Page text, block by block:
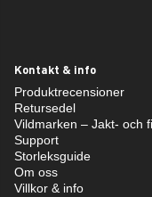
Kontakt & info
Produktrecensioner
Retursedel
Vildmarken – Jakt- och
Support
Storleksguide
Om oss
Villkor & info